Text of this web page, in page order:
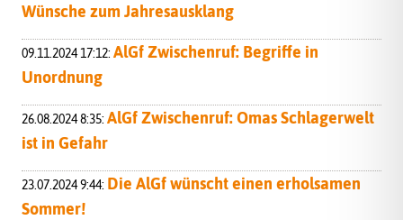
Wünsche zum Jahresausklang
09.11.2024 17:12: AlGf Zwischenruf: Begriffe in
Unordnung
26.08.2024 8:35: AlGf Zwischenruf: Omas Schlagerwelt
ist in Gefahr
23.07.2024 9:44: Die AlGf wünscht einen erholsamen
Sommer!